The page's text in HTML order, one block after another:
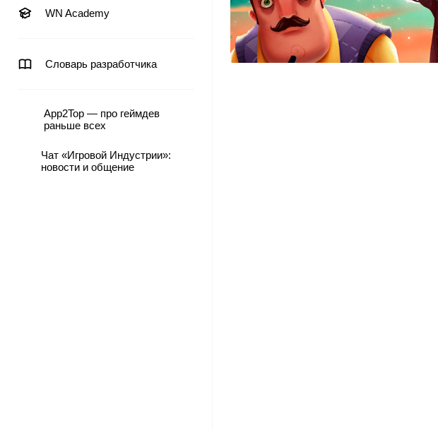
WN Academy
Словарь разработчика
App2Top — про геймдев
раньше всех
Чат «Игровой Индустрии»:
новости и общение